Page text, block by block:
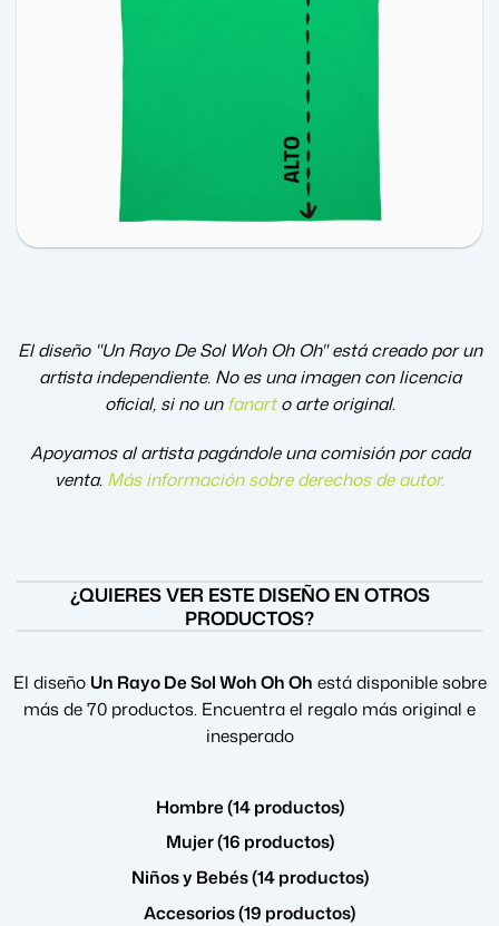
El diseño "Un Rayo De Sol Woh Oh Oh" está creado por un
artista independiente. No es una imagen con licencia
oficial, si no unfanart o arte original.
Apoyamos al artista pagándole una comisión por cada
venta. Más información sobre derechos de autor.
¿QUIERES VER ESTE DISEÑO EN OTROS
PRODUCTOS?
El diseño Un Rayo De Sol Woh Oh Oh está disponible sobre
más de 70 productos. Encuentra el regalo más original e
inesperado
Hombre (14 productos)
Mujer (16 productos)
Niños y Bebés (14 productos)
Accesorios (19 productos)